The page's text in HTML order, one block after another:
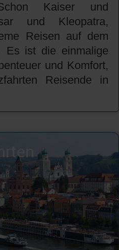
Kaiser und
und Kleopatra,
Reisen auf dem
Es ist die einmalige
und Komfort,
Reisende in